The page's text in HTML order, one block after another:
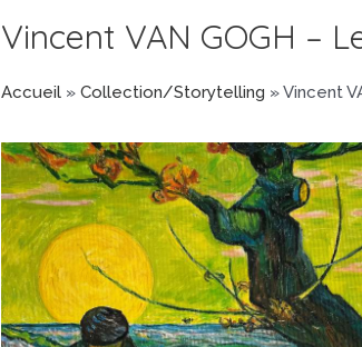
Vincent VAN GOGH –
Accueil »Collection/Storytelling »Vincent